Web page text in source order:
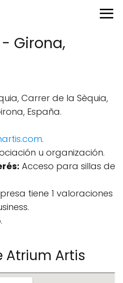
Girona,
Carrer de la Sèquia,
España.
.
u organización.
Acceso para sillas de
tiene 1 valoraciones
Atrium Artis